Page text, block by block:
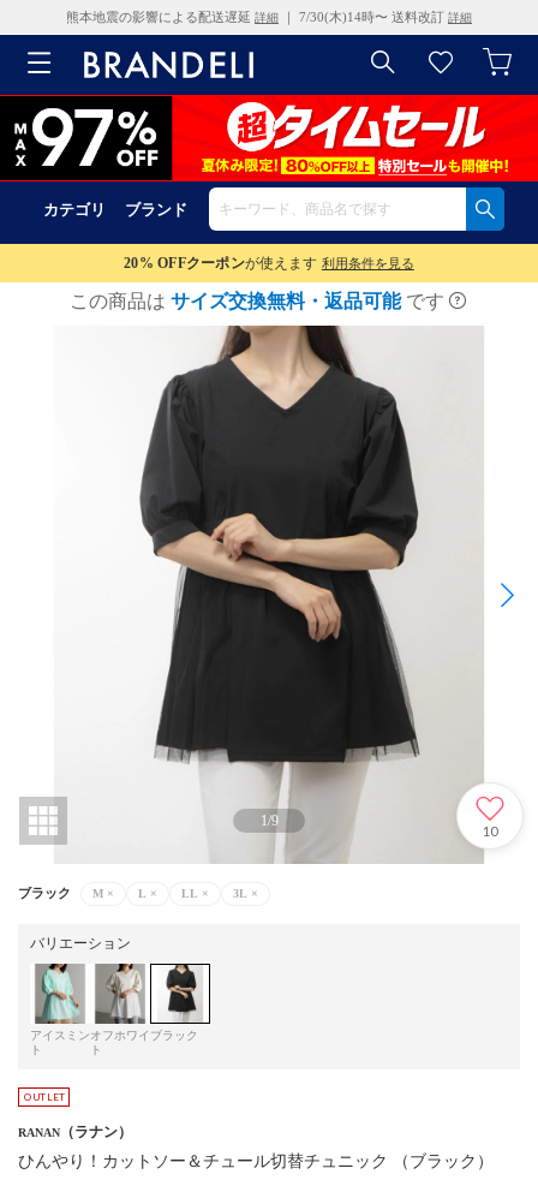
熊本地震の影響による配送遅延 詳細 ｜ 7/30(木)14時〜 送料改訂 詳細
カテゴリ ブランド
20% OFFクーポンが使えます 利用条件を見る
この商品は サイズ交換無料・返品可能 です
1/9
10
ブラック M × L × LL × 3L ×
バリエーション
アイスミン
ト
オフホワイ
ト
ブラック
RANAN （ラナン）
ひんやり！カットソー＆チュール切替チュニック （ブラック）